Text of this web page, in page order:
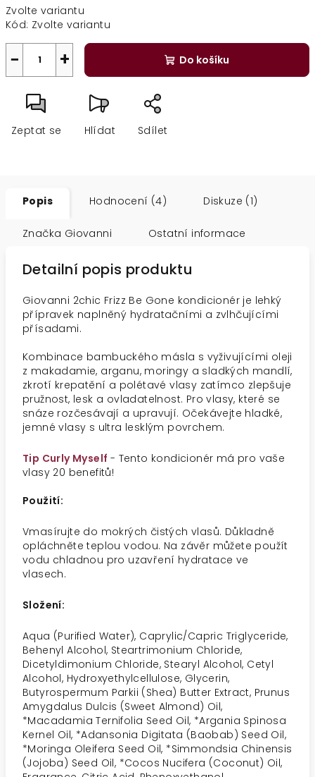
cena:
Zvolte variantu
Kód: Zvolte variantu
+
− Do košíku
Zeptat se Hlídat Sdílet
Popis Hodnocení (4) Diskuze (1)
Značka Giovanni Ostatní informace
Detailní popis produktu
Giovanni 2chic Frizz Be Gone kondicionér je lehký
přípravek naplněný hydratačními a zvlhčujícími
přísadami.
Kombinace bambuckého másla s vyživujícími oleji
z makadamie, arganu, moringy a sladkých mandlí,
zkrotí krepatění a polétavé vlasy zatímco zlepšuje
pružnost, lesk a ovladatelnost. Pro vlasy, které se
snáze rozčesávají a upravují. Očekávejte hladké,
jemné vlasy s ultra lesklým povrchem.
Tip Curly Myself - Tento kondicionér má pro vaše
vlasy 20 benefitů!
Použití:
Vmasírujte do mokrých čistých vlasů. Důkladně
opláchněte teplou vodou. Na závěr můžete použít
vodu chladnou pro uzavření hydratace ve
vlasech.
Složení:
Aqua (Purified Water), Caprylic/Capric Triglyceride,
Behenyl Alcohol, Steartrimonium Chloride,
Dicetyldimonium Chloride, Stearyl Alcohol, Cetyl
Alcohol, Hydroxyethylcellulose, Glycerin,
Butyrospermum Parkii (Shea) Butter Extract, Prunus
Amygdalus Dulcis (Sweet Almond) Oil,
*Macadamia Ternifolia Seed Oil, *Argania Spinosa
Kernel Oil, *Adansonia Digitata (Baobab) Seed Oil,
*Moringa Oleifera Seed Oil, *Simmondsia Chinensis
(Jojoba) Seed Oil, *Cocos Nucifera (Coconut) Oil,